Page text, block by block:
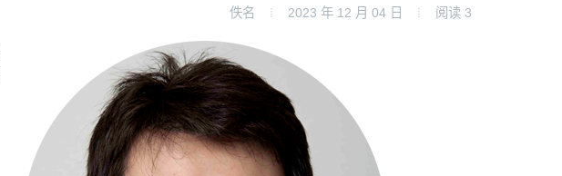
佚名 2023 年 12 月 04 日 阅读 3